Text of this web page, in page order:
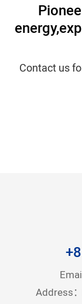
energy,
Contact us
Address